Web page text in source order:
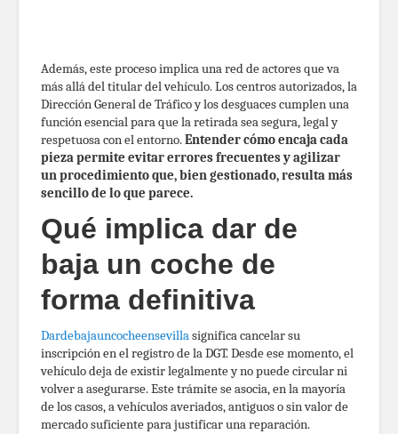
Además, este proceso implica una red de actores que va
más allá del titular del vehículo. Los centros autorizados, la
Dirección General de Tráfico y los desguaces cumplen una
función esencial para que la retirada sea segura, legal y
respetuosa con el entorno.Entender cómo encaja cada
pieza permite evitar errores frecuentes y agilizar
un procedimiento que, bien gestionado, resulta más
sencillo de lo que parece.
Qué implica dar de
baja un coche de
forma definitiva
Dardebajauncocheensevillasignifica cancelar su
inscripción en el registro de la DGT. Desde ese momento, el
vehículo deja de existir legalmente y no puede circular ni
volver a asegurarse. Este trámite se asocia, en la mayoría
de los casos, a vehículos averiados, antiguos o sin valor de
mercado suficiente para justificar una reparación.